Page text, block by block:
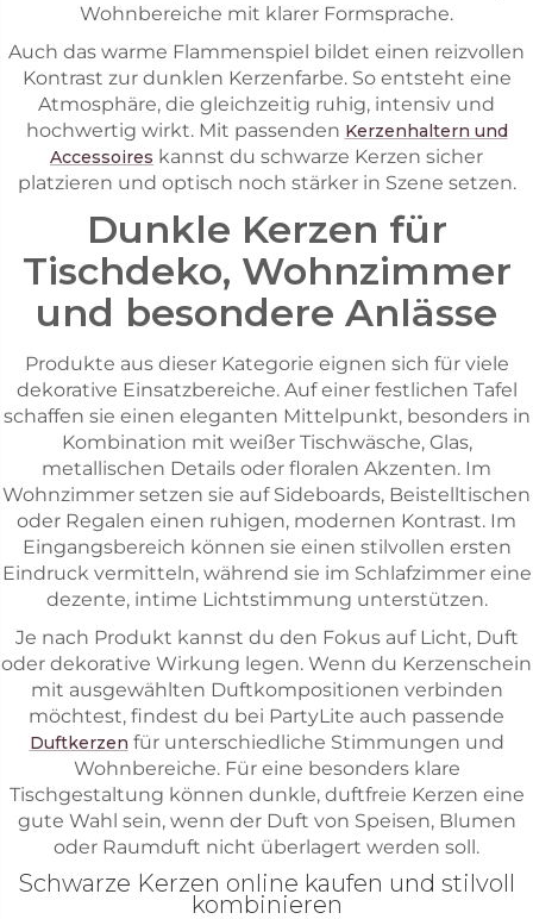
Wohnbereiche mit klarer Formsprache.
Auch das warme Flammenspiel bildet einen reizvollen
Kontrast zur dunklen Kerzenfarbe. So entsteht eine
Atmosphäre, die gleichzeitig ruhig, intensiv und
hochwertig wirkt. Mit passenden Kerzenhaltern und
Accessoires kannst du schwarze Kerzen sicher
platzieren und optisch noch stärker in Szene setzen.
Dunkle Kerzen für
Tischdeko, Wohnzimmer
und besondere Anlässe
Produkte aus dieser Kategorie eignen sich für viele
dekorative Einsatzbereiche. Auf einer festlichen Tafel
schaffen sie einen eleganten Mittelpunkt, besonders in
Kombination mit weißer Tischwäsche, Glas,
metallischen Details oder floralen Akzenten. Im
Wohnzimmer setzen sie auf Sideboards, Beistelltischen
oder Regalen einen ruhigen, modernen Kontrast. Im
Eingangsbereich können sie einen stilvollen ersten
Eindruck vermitteln, während sie im Schlafzimmer eine
dezente, intime Lichtstimmung unterstützen.
Je nach Produkt kannst du den Fokus auf Licht, Duft
oder dekorative Wirkung legen. Wenn du Kerzenschein
mit ausgewählten Duftkompositionen verbinden
möchtest, findest du bei PartyLite auch passende
Duftkerzen für unterschiedliche Stimmungen und
Wohnbereiche. Für eine besonders klare
Tischgestaltung können dunkle, duftfreie Kerzen eine
gute Wahl sein, wenn der Duft von Speisen, Blumen
oder Raumduft nicht überlagert werden soll.
Schwarze Kerzen online kaufen und stilvoll
kombinieren